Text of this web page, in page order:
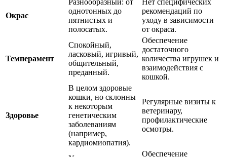
Окрас
Разнообразный: от
однотонных до
пятнистых и
полосатых.
Нет специфических
рекомендаций по
уходу в зависимости
от окраса.
Темперамент
Спокойный,
ласковый, игривый,
общительный,
преданный.
Обеспечение
достаточного
количества игрушек и
взаимодействия с
кошкой.
Здоровье
В целом здоровые
кошки, но склонны
к некоторым
генетическим
заболеваниям
(например,
кардиомиопатия).
Регулярные визиты к
ветеринару,
профилактические
осмотры.
Обеспечение